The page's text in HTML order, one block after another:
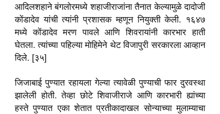
आदिलशहाने बंगलोरमध्ये शहाजीराजांना तैनात केल्यामुळे दादोजी
कोंडादेव यांची त्यांनी प्रशासक म्हणून नियुक्ती केली. १६४७
मध्ये कोंडादेव मरण पावले आणि शिवरायांनी कारभार हाती
घेतला. त्यांच्या पहिल्या मोहिमेने थेट विजापुरी सरकारला आव्हान
दिले. [३५]
जिजाबाई पुण्यात रहायला गेल्या त्यावेळी पुण्याची फार दुरवस्था
झालेली होती. तेव्हा छोटे शिवाजीराजे आणि कारभारी ह्यांच्या
हस्ते पुण्यात एका शेतात प्रतीकादाखल सोन्याच्या मुलाम्याचा